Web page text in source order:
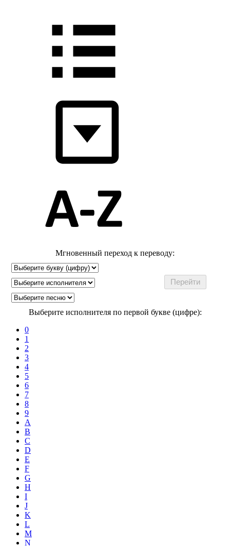
Мгновенный переход к переводу:
Выберите исполнителя по первой букве (цифре):
0
1
2
3
4
5
6
7
8
9
A
B
C
D
E
F
G
H
I
J
K
L
M
N